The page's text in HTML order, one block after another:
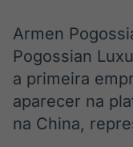
Armen
Pogossian
a primeira
aparecer na
na China,